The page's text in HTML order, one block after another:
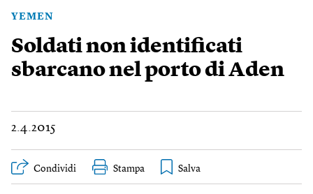
YEMEN
Soldati non identificati
sbarcano nel porto di Aden
2.4.2015
Condividi Stampa